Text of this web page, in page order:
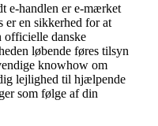
e-handlen er e-mærket
er en sikkerhed for at
officielle danske
løbende føres tilsyn
knowhow om
lejlighed til hjælpende
som følge af din